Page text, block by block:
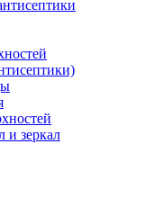
и зеркал